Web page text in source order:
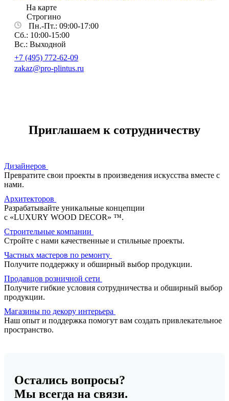
На карте
Строгино
Пн.-Пт.: 09:00-17:00
Сб.: 10:00-15:00
Вс.: Выходной
+7 (495) 772-62-09
zakaz@pro-plintus.ru
На карте
Пн.-Сб.: 10:00-20:00
владение 2, строение 4
На карте
Пн.-Вс.: 10:00-20:00
Das Parkett Welt (Видное), г. Видное, посёлок Совхоз
им.Ленина, ТЦ Твой Дом 24 км
На карте
Пн.-Вс.: 10:00-22:00
8(965) 186-78-67
dasparkettwelt@mail.ru
8(903) 158-63-93
dasparkettwelt@mail.ru
Приглашаем к сотрудничеству
Дизайнеров
Превратите свои проекты в произведения искусства вместе с
нами.
Архитекторов
Разрабатывайте уникальные концепции
с «LUXURY WOOD DECOR» ™.
Строительные компании
Стройте с нами качественные и стильные проекты.
Частных мастеров по ремонту
Получите поддержку и обширный выбор продукции.
Продавцов розничной сети
Получите гибкие условия сотрудничества и обширный выбор
продукции.
Магазины по декору интерьера
Наш опыт и поддержка помогут вам создать привлекательное
пространство.
Остались вопросы?
Мы всегда на связи.